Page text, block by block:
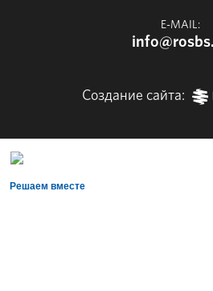
E-MAIL:
Создание сайта:
Решаем вместе